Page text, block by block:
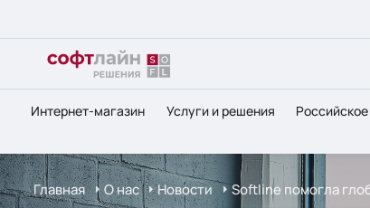
Интернет-магазин Услуги и решения
Главная О нас Новости Softline помогла